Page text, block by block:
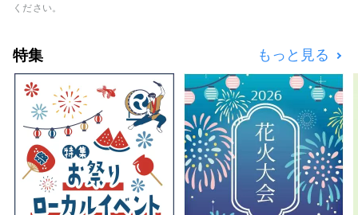
ください。
特集 もっと見る